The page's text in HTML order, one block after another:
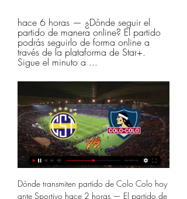
hace 6 horas — ¿Dónde seguir el
partido de manera online? El partido
podrás seguirlo de forma online a
través de la plataforma de Star+.
Sigue el minuto a ...
Dónde transmiten partido de Colo Colo hoy ante Sportivo hace 2 horas — El partido de Colo Colo vs Sportivo Trinidense será transmitido EN VIVO por Chilevisión, canal que ya emitió los anteriores duelos del cuadro de ...

Más de 780 personas se beneficiaron con jornadas y charlas jurídicas en siete estados. Durante cinco días, más de 780 ciudadanos en siete estados del país, se beneficiaron con jornadas integrales, realizadas por el Servicio Autónomo de Registros y Notarías (Saren), con documentos exentos de pagos.

En este partido de futbol podremos ver estrategias totalmente distintas para conseguir la victoria Universidad Chile vs Palestino será un partido en directo correspondiente a la Fecha de la Primera Division de Chile. Aquí pueden ver partidos de fútbol en vivo por internet gratis.

Sebá, pelo Cianorte, e Giuliano, do Operário, fazem a primeira partida do confronto válido pelas quartas de final do E-Paranaense, copa virtual baseada no chaveamento do Campeonato Paranaense de Futebol 2020. A bola rola no gráfico do PES a partir das 21h05.

Cita previa en el Catastro de Huesca. Le recomendamos solicitar cita previa a través de la Línea Directa del Catastro en 902 37 36 35 - 91 387 45 50 o en su oficina del Catastro más cercana para agilizar cualquier trámite.. Horario del Catastro en Huesca. El horario más habitual de los Puntos de Información Catastral es de Lunes a Viernes desde las 9:00 hasta las 13:00 - 14:00, pero.

Ver Sportivo Trinidense vs Colo Colo En Vivo Online hace 9 minutos — Sportivo Trinidense vs Colo Colo por la jornada de La Copa Libertadores, juegan hoy Miercoles 06 de Marzo de 2024 en el Estadio Tigo La ...

[EN VIVO] Colo Colo vs Palestino – Online, ver, gratis, formaciones.. colo colo EN VIVO gratis online palestino ver. RelacionadosArticulos.. de 19 años, fue parte de Universidad de Chile... Ver más. Goleador se nacionalizará y sería la gran sorpresa de La Roja en …

DaleAlbo ... COLO COLO. 1K views. 1 month ago · Upcoming live streams · UPCOMING. ⚪⚫ DALEALBO AM | La PREVIA de COLO COLO ante SPORTIVO TRINIDENSE por la Copa Libertadores ...

Final del partido, Santa Clara 3, Sporting Braga 3. Final segunda parte, Santa Clara 3, Sporting Braga 3. 92' Remate Remate rechazado de João Novais (Sporting Braga) remate con la derecha desde fuera del área. 92' Dyego Sousa (Sporting Braga) ha recibido una falta en campo contrario. 92' Falta de Fábio Cardoso (Santa Clara). 90' Ricardo Horta (Sporting Braga) ha recibido una falta en campo.

Sportivo Trinidense vs Colo Colo: Cómo ver GRATIS por hace 44 minutos — Revisa cuándo y por dónde verlo por las pantallas de Chilevisión en señal abierta y online. Chilevisión Colo Colo Sportivo Trinidense. Sportivo ...

Colo Colo vs Sportivo Trinidense EN VIVO por Chilevisión hace 19 horas — ¿Quién transmite EN VIVO el partido de Colo Colo vs Sportivo Trinidense? El compromiso de los albos con el triki será transmitido en vivo por ...

O site oficial do Botafogo! Fique por dentro de tudo que acontece no Clube da Estrela Solitária! São notícias, fotos, vídeos, textos e bastante conteúdo sobre nossa história, nossos ídolos, nossos esportes e nosso time. Acompanhe o Glorioso!

El partido entre Portimonense SC y Gil Vicente FC se celebrará el 03.06.2020, a la hora 16:00. El lugar del encuentro, que promete ser muy emocionante, será Estádio Municipal de Portimão. El encuentro forma parte de los partidos de: Primeira Liga, Fútbol.

Próximos Partidos en Directo Uefa Liga Europea Jueves 12 Marzo.. Eintracht Frankfurt. 18:55. Basilea. Movistar Liga de Campeones. Uefa Liga Europea-Movistar Liga de Campeones. Istanbul Basaksehir. 18:55. Copenhagen.

Toluca vs Alebrijes | Horario, transmisión de TV, streaming online y posibles onces.. Venados ante Atlante,. pero de cualquier forma tienen más opciones que Oaxaca y los.

Ver el partido de Real Sociedad - Osasuna en directo gratis en Internet. Vive el fútbol de LaLiga Santander en directo desde La Provincia - Diario de Las Palmas.

Estadísticas del partido Tecos Fútbol Club - Coras de Nayarit (Premier de Ascenso 2018/2019, 19. Jornada) con goleadores, alineación, cambios, tarjetas amarillas y rojas directas.

Sportivo Trinidense vs. Colo Colo: horario, dónde ver y hace 12 horas — El partido entre Sportivo Trinidense y Colo Colo por la fase 3 puedes verlo en VIVO y ONLINE por ESPN Premium, Chilevisión, Pluto TV y Star+.

Terreno Comercial en Venta de $23.000.000 , 372 m2 en La Concordia Centro, Chiapas ID 7768765. Bonito y extenso terreno rustico en venta, de.

Académica Petróleos do Lobito - Girabola ZAP. Williet S.C . Recreativo do Libolo. 3. 1. Santa Rita de Cássia FC. Kuando Kubango FC. 1. 0. Ferrovia do Huambo. Interclube. Recreativo da Caála 1 - 0 Académica do Lobito 09/07/2017 15:00: Académica do Lobito 1 - 1.

Por favor, solicita a tu amigo que te genere una nueva invitación. Si lo prefieres, puedes continuar con el proceso de alta en Alsa Plus, pero PERDERÁS las ventajas de ingresar por invitación.

hí. FSC-CCOO ha reivindicado y continúa reivindicando nuestros derechos de mujeres lesbianas para romper con todo aquel estereotipo que nos invisibiliza.

Bardon Latrobe II Australia - फुटबॉल ️ स्थानांतरण समाचार ️ फिक्स्चर ️ Bardon Latrobe II परिणाम ️ Bardon Latrobe II खिलाड़ियों ️ Bardon Latrobe II स्कोर ️ Bardon Latrobe II फुटबॉल समाचार ️ देखो, अगले मैच 777score.in

El presidente Santos estuvo en Cali advirtiendo a las autoridades del sur y el occidente del país que la próxima será la semana más cruda de este invierno y que deben estar listas las obras de mitigación y …

Colo Colo vs Sportivo Trinidense: Fecha y transmisión de la hace 2 días — ¿Dónde ver el partido de Colo Colo vs Sportivo Trinidense por STREAMING y ONLINE? Podrás seguir el partido en streaming a través de Star+, ...

Colegio Santa Rosa de Zaragoza - FESD. El Colegio Santa Rosa, perteneciente a la Fundación Educativa Santo Domingo, es un colegio concertado con un proyecto propio de …

EN FUERTE DUELO CARTAGINÉS LOGRA EL EMPATE EN HEREDIA, posted by eleiva, El Club Sport Cartaginés enfrentó al Club Sport Herediano en un partido que clásicamente representa un duelo para ambos cuadros, el partido concluyó 3 por 3 con muchas incidencias interesantes.

Pronósticos deportivos en Apuestas-deportivas.es, los mejores pronósticos de apuestas en español para hoy hechos por expertos en deportes como fútbol, tenis, baloncesto y fórmula 1 …

¡'Rafo' Castillo será el técnico del Atlético Grau! Atlético Grau; Pablo Zegarra dejó de ser el técnico del Atlético Grau. FBC Melgar;. "Apoyo de la gente también fue clave para ganar este Clásico" Universitario;. Ayacucho FC sacó triunfazo por 4-1 ante Cienciano en el Cusco. Liga 2; Chavelines se sigue reforzando para jugar Liga 2

Leipzig vs PSG: Horario y dónde ver en vivo por TV la semifinal de la Champions League. Una publicación compartida por RB Leipzig (@dierotenbullen) el 17 de Ago de 2020 a las 9:24 PDT.

Sportivo Trinidense vs. Colo Colo: a qué hora y dónde ver hace 15 horas — El partido será transmitido por CHV y ESPN Premium mientras que podrá ser visto vía online por la app de Star+.

El fenómeno de resistencia incipiente a cipermetrina en Costa Rica fue evidenciado previamente por Cáceres-Carrera en una cepa del centro urbano de San José en la que determinó un FR 50 de 7,0 con respecto a la cepa Rockefeller. 16 En algunos países como Brasil, el uso continuo de cipermetrina ha conllevado el desarrollo de resistencia de.

Real Sporting de Gijón SAD SD Ponferradina SAD Jornada 20 (15/12/2019) Elche CF SAD UD Las Palmas SAD Extremadura UD Málaga CF SAD CF Fuenlabrada SAD UD Almería SAD CD Lugo SAD Real Sporting de Gijón SAD CD Mirandés SAD SD Huesca SAD CD Numancia de Soria SAD Girona FC SAD SD Ponferradina SAD RC Deportivo de La Coruña SAD Real Oviedo SAD.

Colo Colo vs Sportivo Trinidense por Copa Libertadores hace 5 horas — El partido será transmitido por CHV y ESPN Premium. En tanto para verlo vía online por la app de Star +. Novibet, el destino de apuestas ...

Roberto Gutiérrez criticó con dureza al arbitraje tras caída de Palestino. En su cuenta de Instagram, el delantero subió una imagen de gol que le anularon por una supuesta posición de adelanto que las repeticiones de las cámaras de la transmisión oficial dejaron en evidencia como un cobro errado.

8º Chapecoense Campanha: 2 vitórias, 4 empates e 3 derrotas – 10 pontos Calendário: 08/07 Criciúma x Marcílio Dias - 19h Chapecoense x Avaí - 20h30 09/07 Juventus-SC x Figueirense - 15h Joinville x Brusque - 21h 12/07 Marcílio Dias x Criciúma - 11h Avaí x Chapecoense - 16h Figueirense x Juventus - 18h30 Brusque x Joinville - 21h

2014-2-27 · VIVIENDA EN COSTA RICA. Tesis para optar al grado de Licenciada en Derecho, Facultad de Derecho, Universidad de Costa Rica, San José, Costa Rica, 1999. DIRECTOR: Oscar Miguel Rojas Herrera LISTA DE PALABRAS CLAVES: Nociones Generales de los Derechos Reales. Derechos Reales y Derechos Personales. CONCEPTUALIZACION.

Sitio Web Oficial del Club Atlético Belgrano. Emotivo homenaje a las glorias de los Nacionales En Alberdi se distinguieron a más de cuarenta ex jugadores de Belgrano, que vistieron la …

Primera A - Sigue en directo el partido de Fútbol entre Estudiantes LP y River Plate que tendrá lugar el 24 febrero 2020 a las 01:45. Sigue en Eurosport el resultado en directo del partido, así como las jugadas más importantes.

Bienvenidos nuevamente al partido online Granada CF vs Rayo Vallecano en vivo por la Liga Española .Este partido es el mas esperado de la fecha, en la semana se ha hablado bastante sobre el partido en vivo de Granada CF vs Rayo Vallecano hoy Domingo 15 de Enero de 2012 , los entrenadores han elaborado una buena estrategia para ganar este partido entre Granada CF vs Rayo Vallecano online en.

¿Qué canal dará a Colo Colo vs Trinidense por la hace 5 horas — Colo Colo visita a Sportivo Trinidense este miércoles 6 de marzo a partir de las 21:30 horas de Chile en el Estadio Tigo La Huerta, ubicado en ...

Alian